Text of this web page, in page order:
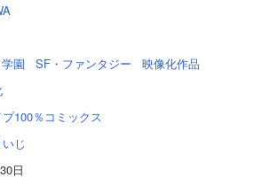
学園 SF・ファンタジー 映像化作品
100％コミックス
じ
日